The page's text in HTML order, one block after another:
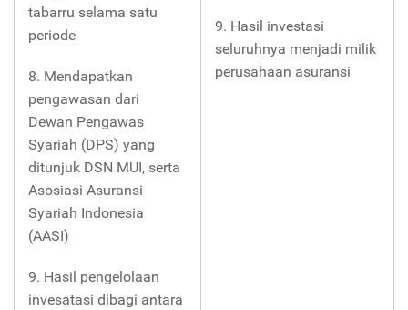
tabarru selama satu
periode
8. Mendapatkan
pengawasan dari
Dewan Pengawas
Syariah (DPS) yang
ditunjuk DSN MUI, serta
Asosiasi Asuransi
Syariah Indonesia
(AASI)
9. Hasil pengelolaan
invesatasi dibagi antara
9. Hasil investasi
seluruhnya menjadi milik
perusahaan asuransi